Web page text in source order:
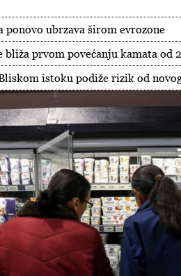
ponovo ubrzava širom evrozone
bliža prvom povećanju kamata od
istoku podiže rizik od